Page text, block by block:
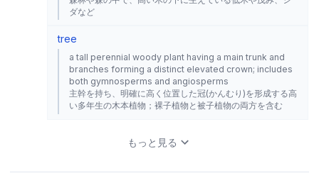
ダなど
tree
a tall perennial woody plant having a main trunk and
branches forming a distinct elevated crown; includes
both gymnosperms and angiosperms
主幹を持ち、明確に高く位置した冠(かんむり)を形成する高
い多年生の木本植物；裸子植物と被子植物の両方を含む
もっと見る